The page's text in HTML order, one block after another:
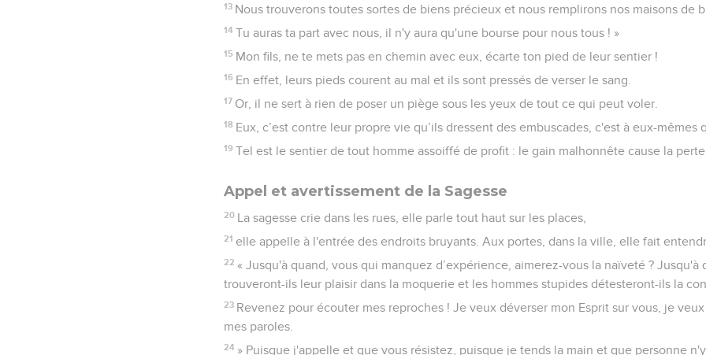
13 Nous trouverons toutes sortes de biens précieux et nous remplirons nos maisons de
14 Tu auras ta part avec nous, il n'y aura qu'une bourse pour nous tous ! »
15 Mon fils, ne te mets pas en chemin avec eux, écarte ton pied de leur sentier !
16 En effet, leurs pieds courent au mal et ils sont pressés de verser le sang.
17 Or, il ne sert à rien de poser un piège sous les yeux de tout ce qui peut voler.
18 Eux, c’est contre leur propre vie qu’ils dressent des embuscades, c'est à eux-mêmes
19 Tel est le sentier de tout homme assoiffé de profit : le gain malhonnête cause la
Appel et avertissement de la Sagesse
20 La sagesse crie dans les rues, elle parle tout haut sur les places,
21 elle appelle à l'entrée des endroits bruyants. Aux portes, dans la ville, elle fait
22 « Jusqu'à quand, vous qui manquez d’expérience, aimerez-vous la naïveté ? Jusqu'à
trouveront-ils leur plaisir dans la moquerie et les hommes stupides détesteront-ils la
23 Revenez pour écouter mes reproches ! Je veux déverser mon Esprit sur vous, je
mes paroles.
24 » Puisque j'appelle et que vous résistez, puisque je tends la main et que personne